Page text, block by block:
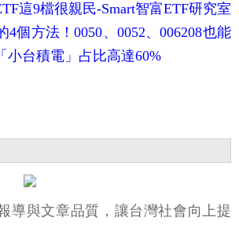
這9檔很親民-Smart智富ETF研究室
4個方法！0050、0052、006208也能
小台積電」占比高達60%
導與文章品質，讓台灣社會向上提